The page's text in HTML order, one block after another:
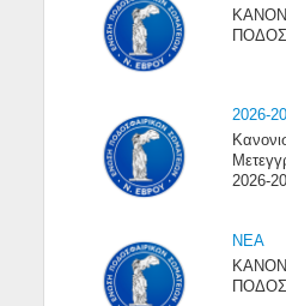
2026-
2026-
NEA